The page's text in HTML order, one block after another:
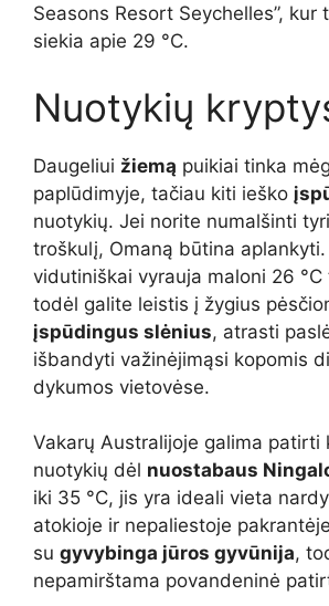
Seasons Resort Seychelles”, kur
siekia apie 29 °C.
Nuotykių
Daugeliui žiemą puikiai tinka
paplūdimyje, tačiau kiti ieško
nuotykių. Jei norite numalšinti
troškulį, Omaną būtina
vidutiniškai vyrauja maloni 26
todėl galite leistis į žygius
įspūdingus slėnius, atrasti
išbandyti važinėjimąsi kopomis
dykumos vietovėse.
Vakarų Australijoje galima patirti
nuotykių dėl nuostabaus
iki 35 °C, jis yra ideali vieta
atokioje ir nepaliestoje
su gyvybinga jūros gyvūnija,
nepamirštama povandeninė